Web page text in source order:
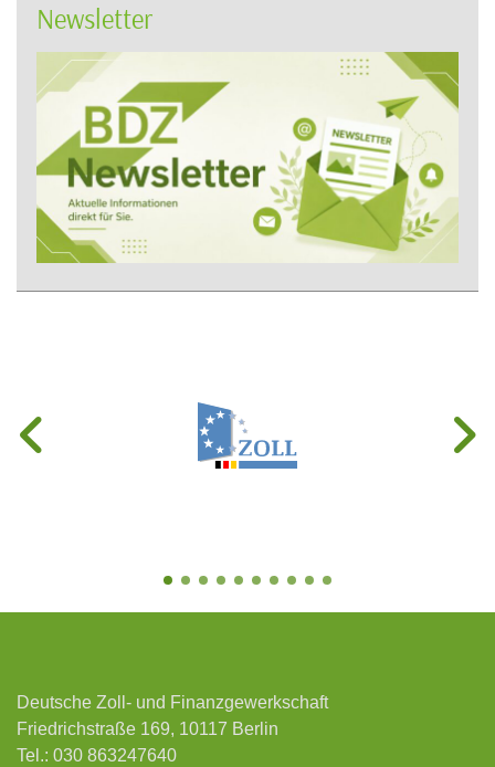
Newsletter
Deutsche Zoll- und Finanzgewerkschaft
Friedrichstraße 169, 10117 Berlin
Tel.: 030 863247640